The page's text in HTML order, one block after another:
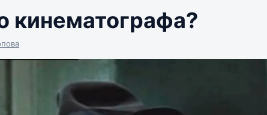
кинематографа?